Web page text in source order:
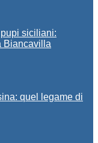
siciliani:
Biancavilla
quel legame di